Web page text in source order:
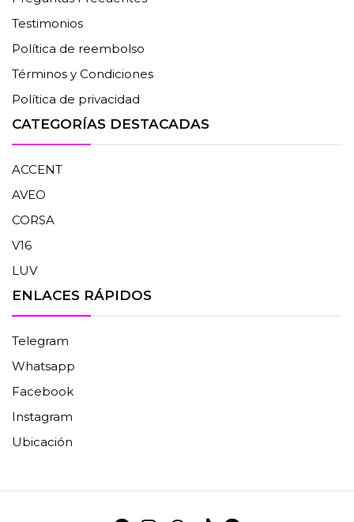
Testimonios
Política de reembolso
Términos y Condiciones
Política de privacidad
CATEGORÍAS DESTACADAS
ACCENT
AVEO
CORSA
V16
LUV
ENLACES RÁPIDOS
Telegram
Whatsapp
Facebook
Instagram
Ubicación